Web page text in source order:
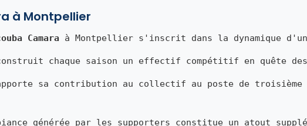
à Montpellier
Camara à Montpellier s'inscrit dans la dynamique
chaque saison un effectif compétitif en quête
sa contribution au collectif au poste de troisième
générée par les supporters constitue un atout